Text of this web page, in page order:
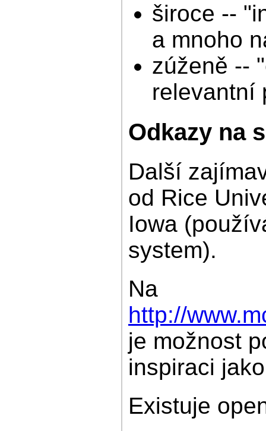
široce --
a mnoho
zúženě --
relevantní
Odkazy na
Další
od Rice
Iowa
system).
Na
http://
je možnost
inspiraci
Existuje